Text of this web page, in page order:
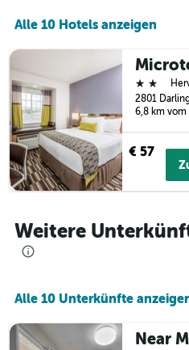
Tage
anzeigt
Das
Diagramm
hat
1
Y-
Achse,
die
durchschnittlichen
Zimmerpreis
anzeigt
Alle 10 Hotels anzeigen
2 Sterne
6,8 km vom
€ 57
Weitere
Alle 10 Unterkünfte